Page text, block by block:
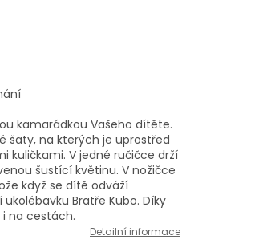
kamarádkou Vašeho dítěte.
šaty, na kterých je uprostřed
kuličkami. V jedné ručičce drží
šustící květinu. V nožičce
když se dítě odváží
Bratře Kubo. Díky
na cestách.
Detailní informace